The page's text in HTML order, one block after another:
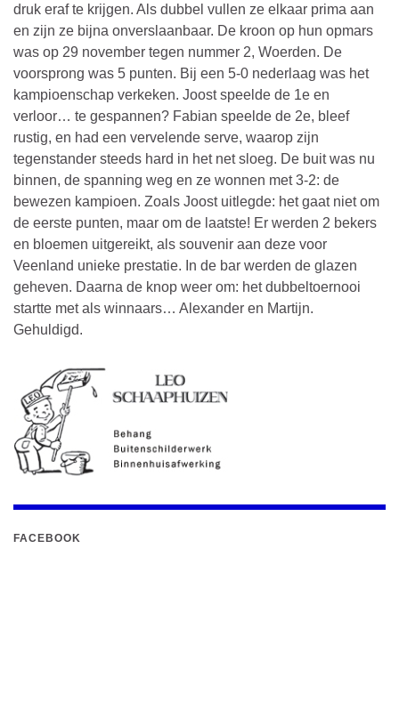
druk eraf te krijgen. Als dubbel vullen ze elkaar prima aan
en zijn ze bijna onverslaanbaar. De kroon op hun opmars
was op 29 november tegen nummer 2, Woerden. De
voorsprong was 5 punten. Bij een 5-0 nederlaag was het
kampioenschap verkeken. Joost speelde de 1e en
verloor… te gespannen? Fabian speelde de 2e, bleef
rustig, en had een vervelende serve, waarop zijn
tegenstander steeds hard in het net sloeg. De buit was nu
binnen, de spanning weg en ze wonnen met 3-2: de
bewezen kampioen. Zoals Joost uitlegde: het gaat niet om
de eerste punten, maar om de laatste! Er werden 2 bekers
en bloemen uitgereikt, als souvenir aan deze voor
Veenland unieke prestatie. In de bar werden de glazen
geheven. Daarna de knop weer om: het dubbeltoernooi
startte met als winnaars… Alexander en Martijn.
Gehuldigd.
FACEBOOK